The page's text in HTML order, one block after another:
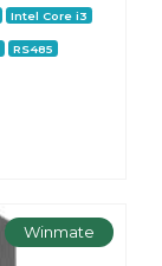
Intel Core i3
RS485
Winmate